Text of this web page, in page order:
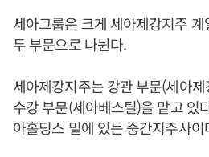
세아그룹은 크게 세아제강지주
두 부문으로 나뉜다.
세아제강지주는 강관 부문(세아
수강 부문(세아베스틸)을 맡고 있
아홀딩스 밑에 있는 중간지주사이